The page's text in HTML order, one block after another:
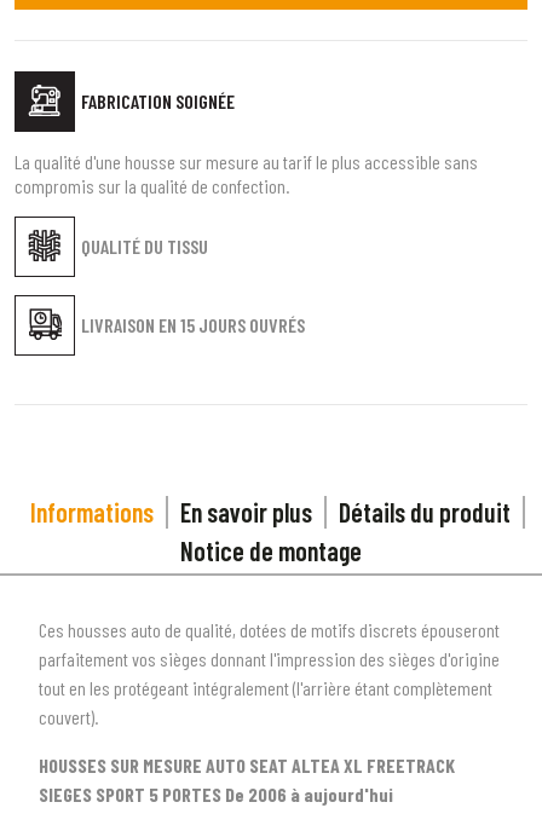
Tous les types
FABRICATION SOIGNÉE
QUALITÉ DU TISSU
LIVRAISON EN 15 JOURS OUVRÉS
La qualité d'une housse sur mesure au tarif le plus accessible sans
compromis sur la qualité de confection.
Informations En savoir plus
Détails du produit
Notice de montage
Ces housses auto de qualité, dotées de motifs discrets épouseront
parfaitement vos sièges donnant l'impression des sièges d'origine
tout en les protégeant intégralement (l'arrière étant complètement
couvert).
HOUSSES SUR MESURE AUTO SEAT ALTEA XL FREETRACK
SIEGES SPORT 5 PORTES De 2006 à aujourd'hui